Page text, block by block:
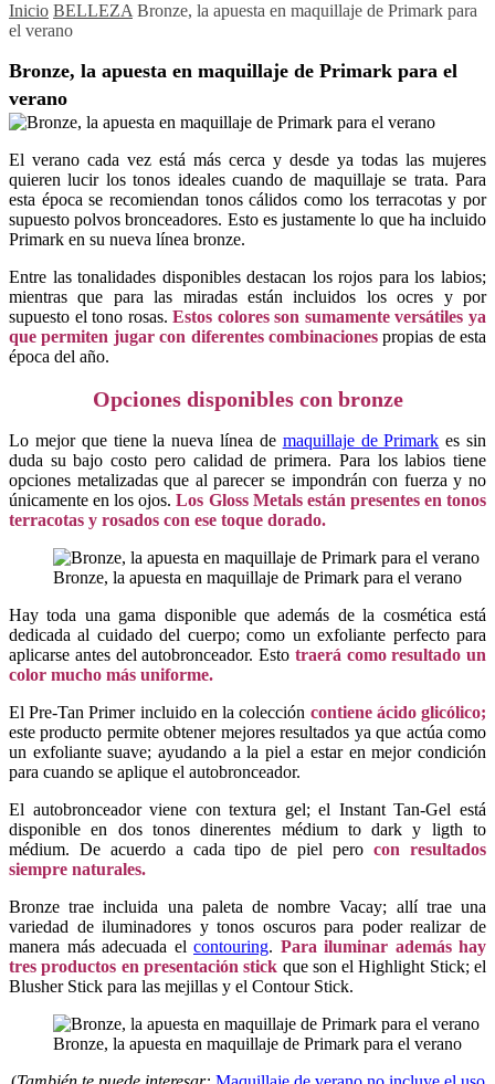
Inicio BELLEZA Bronze, la apuesta en maquillaje de Primark para
el verano
Bronze, la apuesta en maquillaje de Primark para el
verano
El verano cada vez está más cerca y desde ya todas las mujeres
quieren lucir los tonos ideales cuando de maquillaje se trata. Para
esta época se recomiendan tonos cálidos como los terracotas y por
supuesto polvos bronceadores. Esto es justamente lo que ha incluido
Primark en su nueva línea bronze.
Entre las tonalidades disponibles destacan los rojos para los labios;
mientras que para las miradas están incluidos los ocres y por
supuesto el tono rosas.Estos colores son sumamente versátiles ya
que permiten jugar con diferentes combinacionespropias de esta
época del año.
Opciones disponibles con bronze
Lo mejor que tiene la nueva línea de maquillaje de Primark es sin
duda su bajo costo pero calidad de primera. Para los labios tiene
opciones metalizadas que al parecer se impondrán con fuerza y no
únicamente en los ojos.Los Gloss Metals están presentes en tonos
terracotas y rosados con ese toque dorado.
Bronze, la apuesta en maquillaje de Primark para el verano
Hay toda una gama disponible que además de la cosmética está
dedicada al cuidado del cuerpo; como un exfoliante perfecto para
aplicarse antes del autobronceador. Esto traerá como resultado un
color mucho más uniforme.
El Pre-Tan Primer incluido en la colección contiene ácido glicólico;
este producto permite obtener mejores resultados ya que actúa como
un exfoliante suave; ayudando a la piel a estar en mejor condición
para cuando se aplique el autobronceador.
El autobronceador viene con textura gel; el Instant Tan-Gel está
disponible en dos tonos dinerentes médium to dark y ligth to
médium. De acuerdo a cada tipo de piel perocon resultados
siempre naturales.
Bronze trae incluida una paleta de nombre Vacay; allí trae una
variedad de iluminadores y tonos oscuros para poder realizar de
manera más adecuada el contouring. Para iluminar además hay
tres productos en presentación stick que son el Highlight Stick; el
Blusher Stick para las mejillas y el Contour Stick.
Bronze, la apuesta en maquillaje de Primark para el verano